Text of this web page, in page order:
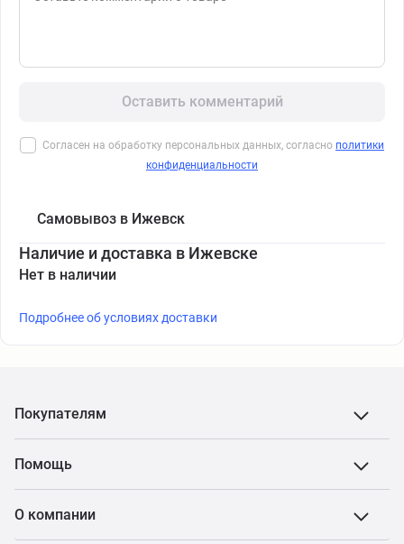
Оставить комментарий
Согласен на обработку персональных данных, согласно политики
конфиденциальности
Самовывоз в Ижевск
Наличие и доставка в Ижевске
Нет в наличии
Подробнее об условиях доставки
Покупателям
Помощь
О компании